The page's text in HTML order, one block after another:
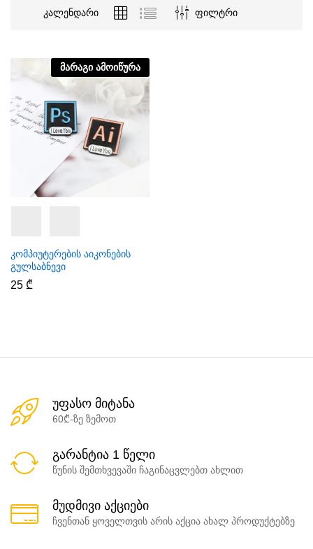
კალენდარი ფილტრი
მარაგი ამოიწურა
კომპიუტერების აიკონების
გულსაბნევი
25 ₾
უფასო მიტანა
60₾-ზე ზემოთ
გარანტია 1 წელი
წუნის შემთხვევაში ჩაგინაცვლებთ ახლით
მუდმივი აქციები
ჩვენთან ყოველთვის არის აქცია ახალ პროდუქტებზე